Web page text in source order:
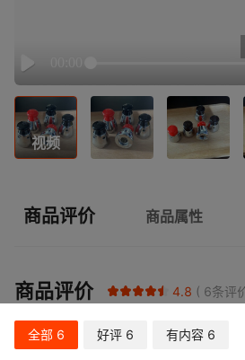
Play
视频
商品评价 商品属性
商品评价 4.8 6条评
全部 6 好评 6 有内容 6